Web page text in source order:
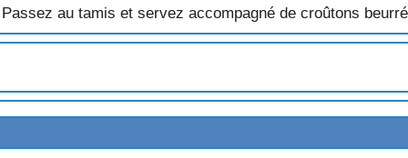
HERBESau tamis et servez accompagné de croûtons